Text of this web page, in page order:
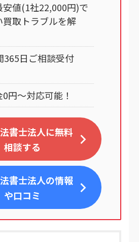
安値(1社22,000円)で
買取トラブルを解
365日ご相談受付
円～対応可能！
書士法人に無料
相談する
書士法人の情報
や口コミ